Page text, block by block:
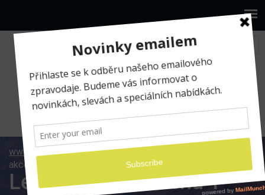
www.ilumio.cz BLOG Adobe Lightroom
akce 2 za cenu 1
Letní akce 2 za cenu 1